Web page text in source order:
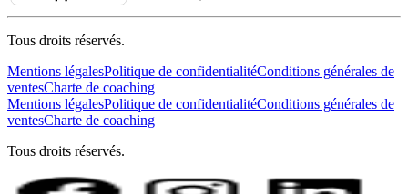
Tous droits réservés.
Mentions légalesPolitique de confidentialitéConditions générales de
ventesCharte de coaching
Mentions légalesPolitique de confidentialitéConditions générales de
ventesCharte de coaching
Tous droits réservés.